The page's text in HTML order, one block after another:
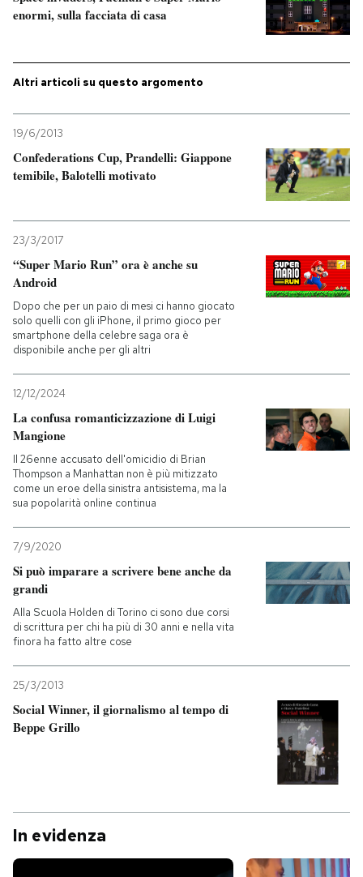
I MIEI PREFERITI
SHOP
AREA PERSONALE
enormi, sulla facciata di casa
Altri articoli su questo argomento
19/6/2013
Confederations Cup, Prandelli: Giappone
temibile, Balotelli motivato
23/3/2017
“Super Mario Run” ora è anche su
Android
Dopo che per un paio di mesi ci hanno giocato
solo quelli con gli iPhone, il primo gioco per
smartphone della celebre saga ora è
disponibile anche per gli altri
12/12/2024
La confusa romanticizzazione di Luigi
Mangione
Il 26enne accusato dell'omicidio di Brian
Thompson a Manhattan non è più mitizzato
come un eroe della sinistra antisistema, ma la
sua popolarità online continua
7/9/2020
Si può imparare a scrivere bene anche da
grandi
Alla Scuola Holden di Torino ci sono due corsi
di scrittura per chi ha più di 30 anni e nella vita
finora ha fatto altre cose
25/3/2013
Social Winner, il giornalismo al tempo di
Beppe Grillo
In evidenza